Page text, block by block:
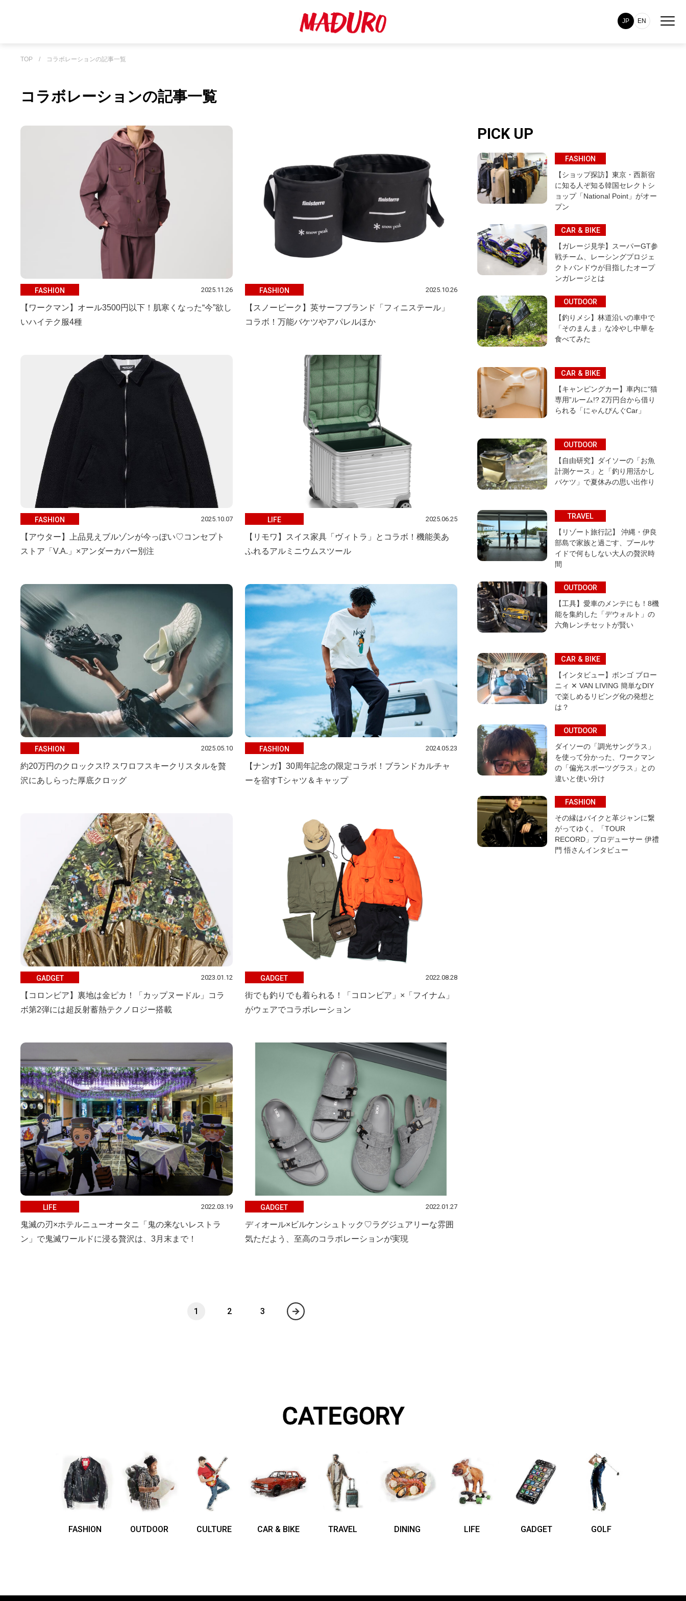
JP EN
TOP / コラボレーションの記事一覧
コラボレーションの記事一覧
FASHION 2025.11.26
【ワークマン】オール3500円以下！肌寒くなった“今”欲し
いハイテク服4種
FASHION 2025.10.26
【スノーピーク】英サーフブランド「フィニステール」
コラボ！万能バケツやアパレルほか
FASHION 2025.10.07
【アウター】上品見えブルゾンが今っぽい♡コンセプト
ストア「V.A.」×アンダーカバー別注
LIFE 2025.06.25
【リモワ】スイス家具「ヴィトラ」とコラボ！機能美あ
ふれるアルミニウムスツール
FASHION 2025.05.10
約20万円のクロックス!? スワロフスキークリスタルを贅
沢にあしらった厚底クロッグ
FASHION 2024.05.23
【ナンガ】30周年記念の限定コラボ！ブランドカルチャ
ーを宿すTシャツ＆キャップ
GADGET 2023.01.12
【コロンビア】裏地は金ピカ！「カップヌードル」コラ
ボ第2弾には超反射蓄熱テクノロジー搭載
GADGET 2022.08.28
街でも釣りでも着られる！「コロンビア」×「フイナム」
がウェアでコラボレーション
LIFE 2022.03.19
鬼滅の刃×ホテルニューオータニ「鬼の来ないレストラ
ン」で鬼滅ワールドに浸る贅沢は、3月末まで！
GADGET 2022.01.27
ディオール×ビルケンシュトック♡ラグジュアリーな雰囲
気ただよう、至高のコラボレーションが実現
1 2 3
PICK UP
FASHION
【ショップ探訪】東京・西新宿
に知る人ぞ知る韓国セレクトシ
ョップ「National Point」がオー
プン
CAR & BIKE
【ガレージ見学】スーパーGT参
戦チーム、レーシングプロジェ
クトバンドウが目指したオープ
ンガレージとは
OUTDOOR
【釣りメシ】林道沿いの車中で
「そのまんま」な冷やし中華を
食べてみた
CAR & BIKE
【キャンピングカー】車内に“猫
専用”ルーム!? 2万円台から借り
られる「にゃんぴんぐCar」
OUTDOOR
【自由研究】ダイソーの「お魚
計測ケース」と「釣り用活かし
バケツ」で夏休みの思い出作り
TRAVEL
【リゾート旅行記】 沖縄・伊良
部島で家族と過ごす、プールサ
イドで何もしない大人の贅沢時
間
OUTDOOR
【工具】愛車のメンテにも！8機
能を集約した「デウォルト」の
六角レンチセットが賢い
CAR & BIKE
【インタビュー】ボンゴ ブロー
ニィ ✕ VAN LIVING 簡単なDIY
で楽しめるリビング化の発想と
は？
OUTDOOR
ダイソーの「調光サングラス」
を使って分かった、ワークマン
の「偏光スポーツグラス」との
違いと使い分け
FASHION
その縁はバイクと革ジャンに繋
がってゆく。「TOUR
RECORD」プロデューサー 伊禮
門 悟さんインタビュー
CATEGORY
FASHION OUTDOOR CULTURE CAR & BIKE TRAVEL DINING LIFE GADGET GOLF